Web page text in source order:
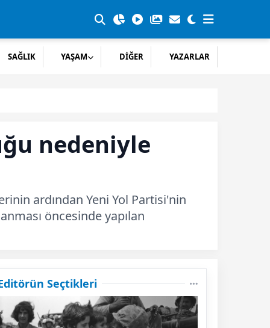
SAĞLIK YAŞAM DİĞER YAZARLAR
nedeniyle
ardından Yeni Yol Partisi'nin
öncesinde yapılan
Seçtikleri